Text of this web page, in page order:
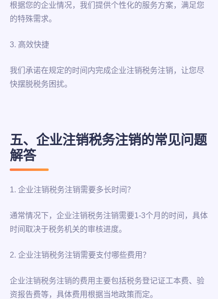
根据您的企业情况，我们提供个性化的服务方案，满足您
的特殊需求。
3. 高效快捷
我们承诺在规定的时间内完成企业注销税务注销，让您尽
快摆脱税务困扰。
五、企业注销税务注销的常见问题
解答
1. 企业注销税务注销需要多长时间？
通常情况下，企业注销税务注销需要1-3个月的时间，具体
时间取决于税务机关的审核进度。
2. 企业注销税务注销需要支付哪些费用？
企业注销税务注销的费用主要包括税务登记证工本费、验
资报告费等，具体费用根据当地政策而定。